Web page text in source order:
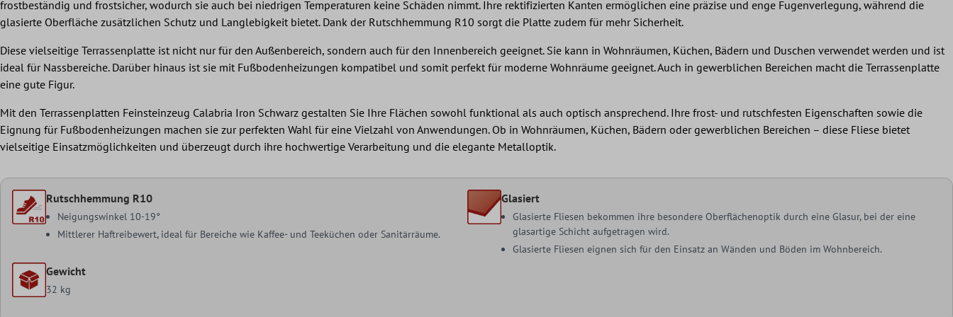
frostbeständig und frostsicher, wodurch sie auch bei niedrigen Temperaturen keine Schäden nimmt. Ihre rektifizierten Kanten ermöglichen eine präzise und enge Fugenverlegung, während die
glasierte Oberfläche zusätzlichen Schutz und Langlebigkeit bietet. Dank der Rutschhemmung R10 sorgt die Platte zudem für mehr Sicherheit.
Diese vielseitige Terrassenplatte ist nicht nur für den Außenbereich, sondern auch für den Innenbereich geeignet. Sie kann in Wohnräumen, Küchen, Bädern und Duschen verwendet werden und ist
ideal für Nassbereiche. Darüber hinaus ist sie mit Fußbodenheizungen kompatibel und somit perfekt für moderne Wohnräume geeignet. Auch in gewerblichen Bereichen macht die Terrassenplatte
eine gute Figur.
Mit den Terrassenplatten Feinsteinzeug Calabria Iron Schwarz gestalten Sie Ihre Flächen sowohl funktional als auch optisch ansprechend. Ihre frost- und rutschfesten Eigenschaften sowie die
Eignung für Fußbodenheizungen machen sie zur perfekten Wahl für eine Vielzahl von Anwendungen. Ob in Wohnräumen, Küchen, Bädern oder gewerblichen Bereichen – diese Fliese bietet
vielseitige Einsatzmöglichkeiten und überzeugt durch ihre hochwertige Verarbeitung und die elegante Metalloptik.
Rutschhemmung R10
Neigungswinkel 10-19°
Mittlerer Haftreibewert, ideal für Bereiche wie Kaffee- und Teeküchen oder Sanitärräume.
Glasiert
Glasierte Fliesen bekommen ihre besondere Oberflächenoptik durch eine Glasur, bei der eine
glasartige Schicht aufgetragen wird.
Glasierte Fliesen eignen sich für den Einsatz an Wänden und Böden im Wohnbereich.
Gewicht
32 kg